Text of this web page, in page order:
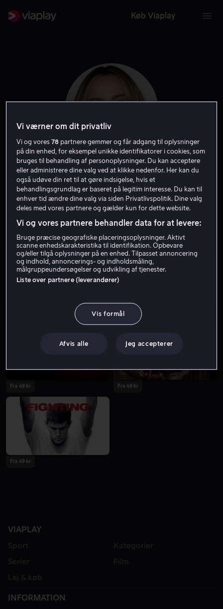
Køb Viaplay
Zulay Henao
Skuespiller Gæst
Fra 59 kr
Fra 49 kr Fra 49 kr
Fra 49 kr
VIAPLAY
Sport
Kategorier
Serier
Film
Lej & køb
INFORMATION
Vi værner om dit privatliv
Vi og vores78 partnere gemmer og får adgang til oplysninger
på din enhed, for eksempel unikke identifikatorer i cookies, som
bruges til behandling af personoplysninger. Du kan acceptere
eller administrere dine valg ved at klikke nedenfor. Her kan du
også udøve din ret til at gøre indsigelse, hvis et
behandlingsgrundlag er baseret på legitim interesse. Du kan til
enhver tid ændre dine valg via siden Privatlivspolitik. Dine valg
deles med vores partnere og gælder kun for dette website.
Vi og vores partnere behandler data for at levere:
Bruge præcise geografiske placeringsoplysninger. Aktivt
scanne enhedskarakteristika til identifikation. Opbevare
og/eller tilgå oplysninger på en enhed. Tilpasset annoncering
og indhold, annoncerings- og indholdsmåling,
målgruppeundersøgelser og udvikling af tjenester.
Liste over partnere (leverandører)
Vis formål
Afvis alle Jeg accepterer